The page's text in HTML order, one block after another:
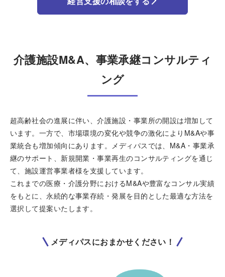
介護施設M&A、事業承継コンサルティ
ング
超高齢社会の進展に伴い、介護施設・事業所の開設は増加して
います。一方で、市場環境の変化や競争の激化によりM&Aや事
業統合も増加傾向にあります。メディパスでは、M&A・事業承
継のサポート、新規開業・事業再生のコンサルティングを通じ
て、施設運営事業者様を支援しています。
これまでの医療・介護分野におけるM&Aや豊富なコンサル実績
をもとに、永続的な事業存続・発展を目的とした最適な方法を
選択して提案いたします。
メディパスにおまかせください！